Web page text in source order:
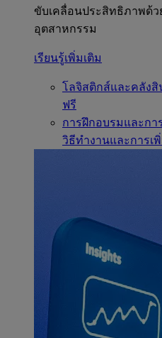
ขับเคลื่อนประสิทธิภาพด้ว
อุตสาหกรรม
เรียนรู้เพิ่มเติม
โลจิสติกส์และคลังสิ
ฟรี
การฝึกอบรมและกา
วิธีทำงานและการเ